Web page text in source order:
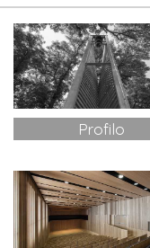
Profilo